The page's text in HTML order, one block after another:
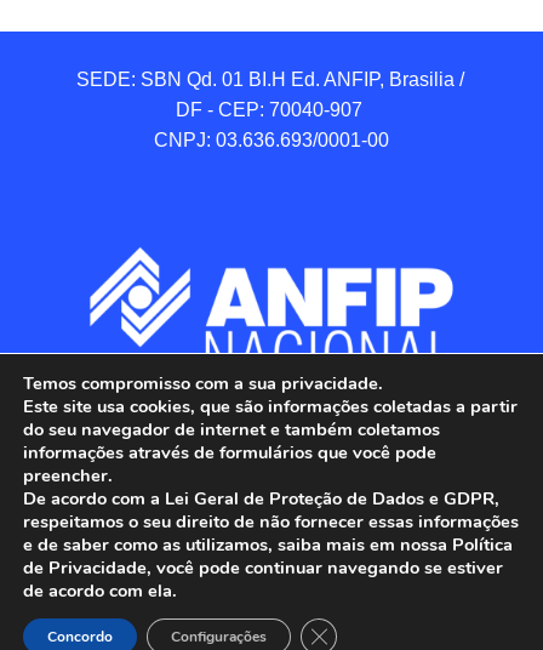
SEDE: SBN Qd. 01 BI.H Ed. ANFIP, Brasilia /
DF - CEP: 70040-907
CNPJ: 03.636.693/0001-00
ANFIP - Associação Nacional dos Auditores
Fiscais da Receita Federal do Brasil.
Todos os Direitos Reservados.
Temos compromisso com a sua privacidade.
Este site usa cookies, que são informações coletadas a partir
do seu navegador de internet e também coletamos
informações através de formulários que você pode
preencher.
De acordo com a Lei Geral de Proteção de Dados e GDPR,
respeitamos o seu direito de não fornecer essas informações
e de saber como as utilizamos, saiba mais em nossa Política
de Privacidade, você pode continuar navegando se estiver
de acordo com ela.
Concordo Configurações Close GDPR Cookie Banner